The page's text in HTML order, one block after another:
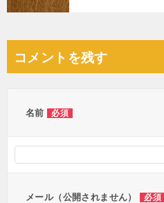
コメントを残す
名前 必須
メール（公開されません） 必須